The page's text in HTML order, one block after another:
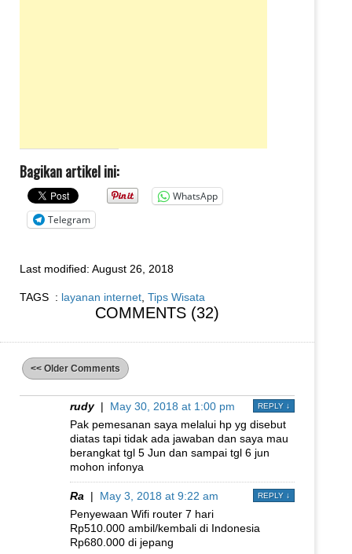
Bagikan artikel ini:
WhatsApp
Telegram
Last modified: August 26, 2018
TAGS : layanan internet Tips Wisata
COMMENTS (32)
<< Older Comments
rudy| May 30, 2018 at 1:00 pm REPLY ↓
Pak pemesanan saya melalui hp yg disebut
diatas tapi tidak ada jawaban dan saya mau
berangkat tgl 5 Jun dan sampai tgl 6 jun
mohon infonya
Ra | May 3, 2018 at 9:22 am REPLY ↓
Penyewaan Wifi router 7 hari
Rp510.000 ambil/kembali di Indonesia
Rp680.000 di jepang